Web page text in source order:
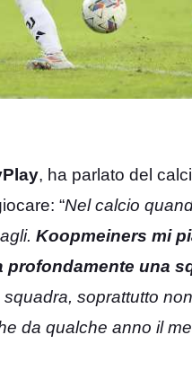
, ha parlato del
“Nel calcio
Koopmeiners mi
una
soprattutto
da qualche anno il